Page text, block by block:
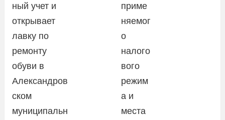
ный учет и
открывает
лавку по
ремонту
обуви в
Александров
ском
муниципальн
приме
няемог
о
налого
вого
режим
а и
места